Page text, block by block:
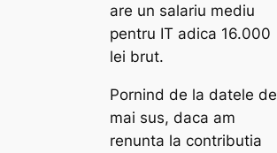
are un salariu mediu
pentru IT adica 16.000
lei brut.
Pornind de la datele de
mai sus, daca am
renunta la contributia